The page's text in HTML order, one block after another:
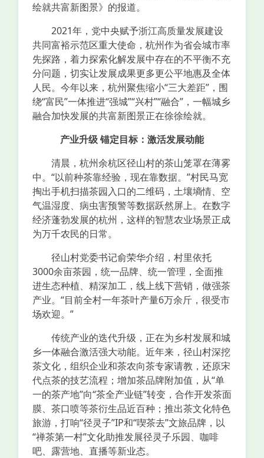
绘就共富新图景》的报道。
2021年，党中央赋予浙江高质量发展建设
共同富裕示范区重大使命，杭州作为省会城市率
先探路，着力探索化解发展中存在的不平衡不充
分问题，切实让发展成果更多更公平地惠及全体
人民。今年以来，杭州聚焦缩小“三大差距”，围
绕“富民”一体推进“强城”“兴村”“融合”，一幅城乡
融合加快发展的共富新图景正在徐徐绘就。
产业升级 锚定目标：激活发展动能
清晨，杭州余杭区径山村的茶山笼罩在薄雾
中。“以前种茶靠经验，现在靠数据。”村民马宽
掏出手机扫描茶园入口的二维码，土壤墒情、空
气温湿度、病虫害预警等数据跃然屏上。在数字
经济蓬勃发展的杭州，这样的智慧农业场景正成
为万千农民的日常。
径山村党委书记俞荣华介绍，村里依托
3000余亩茶园，统一品牌、统一管理，全面推
进生态种植、精深加工，线上线下营销，做强茶
产业。“目前全村一年茶叶产量6万余斤，很受市
场欢迎。”
传统产业的迭代升级，正在为乡村发展和城
乡一体融合激活强大动能。近年来，径山村深挖
茶文化，组织企业和茶农向茶专家请教，还原宋
代点茶的技艺流程；增加茶品牌附加值，从“单
一的茶产地”向“茶全产业链”转变，合作开发茶面
膜、茶口喷等茶衍生品近百种；推出茶文化特色
旅游，打响“径灵子”IP和“喫茶去”文旅品牌，以
“禅茶第一村”文化助推发展径灵子乐园、咖啡
吧、露营地、直播等新业态。